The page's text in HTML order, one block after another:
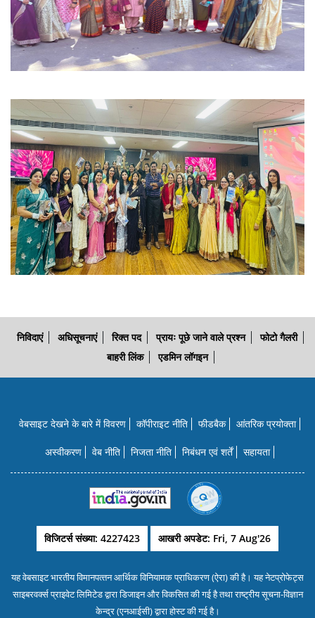
निविदाएं अधिसूचनाएं रिक्त पद प्रायः पूछे जाने वाले प्रश्न
फोटो गैलरी
बाहरी लिंक
एडमिन लॉगइन
वेबसाइट देखने के बारे में विवरण कॉपीराइट नीति फीडबैक आंतरिक प्रयोक्‍ता
अस्वीकरण वेब नीति निजता नीति निबंधन एवं शर्तें सहायता
विजिटर्स संख्या: 4227423 आखरी अपडेट: Fri, 7 Aug'26
यह वेबसाइट भारतीय विमानपत्‍तन आर्थिक विनियामक प्राधिकरण (ऐरा) की है। यह नेटप्रोफेट्स
साइबरवर्क्‍स प्राइवेट लिमिटेड द्वारा डिजाइन और विकसित की गई है तथा राष्‍ट्रीय सूचना-विज्ञान
केन्‍द्र (एनआईसी) द्वारा होस्‍ट की गई है।